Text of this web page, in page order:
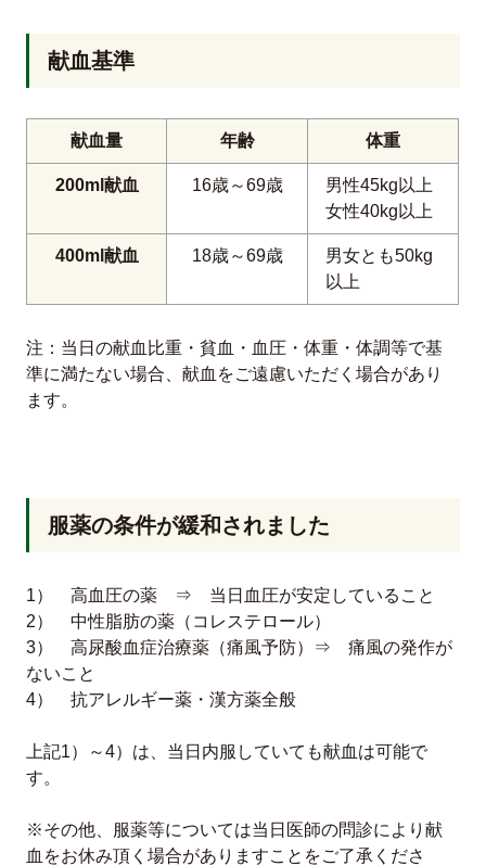
献血基準
献血量 年齢 体重
200ml献血 16歳～69歳
男性45kg以上
女性40kg以上
400ml献血 18歳～69歳
男女とも50kg
以上
注：当日の献血比重・貧血・血圧・体重・体調等で基
準に満たない場合、献血をご遠慮いただく場合があり
ます。
服薬の条件が緩和されました
1） 高血圧の薬 ⇒ 当日血圧が安定していること
2） 中性脂肪の薬（コレステロール）
3） 高尿酸血症治療薬（痛風予防）⇒ 痛風の発作が
ないこと
4） 抗アレルギー薬・漢方薬全般
上記1）～4）は、当日内服していても献血は可能で
す。
※その他、服薬等については当日医師の問診により献
血をお休み頂く場合がありますことをご了承くださ